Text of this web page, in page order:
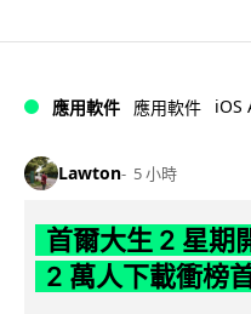
應用軟件 應用軟件 iOS
Lawton 5 小時
首爾大生 2 星期
2 萬人下載衝榜